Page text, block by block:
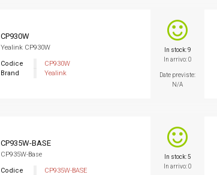
CP930W
Yealink CP930W
Codice
CP930W
Brand
Yealink
In stock: 9
In arrivo: 0
Date previste:
N/A
CP935W-BASE
CP935W-Base
Codice
CP935W-BASE
In stock: 5
In arrivo: 0